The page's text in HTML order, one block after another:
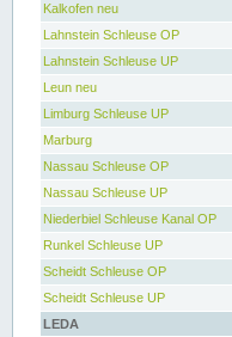
Kalkofen neu
Lahnstein Schleuse OP
Lahnstein Schleuse UP
Leun neu
Limburg Schleuse UP
Marburg
Nassau Schleuse OP
Nassau Schleuse UP
Niederbiel Schleuse Kanal OP
Runkel Schleuse UP
Scheidt Schleuse OP
Scheidt Schleuse UP
LEDA